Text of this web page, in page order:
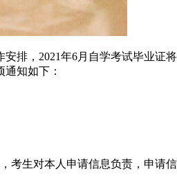
排，2021年6月自学考试毕业证
知如下：
考生对本人申请信息负责，申请